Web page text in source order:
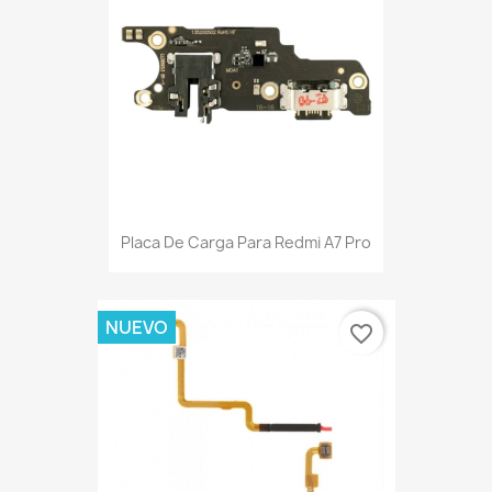
Placa De Carga Para Redmi A7 Pro
NUEVO favorite_border